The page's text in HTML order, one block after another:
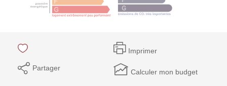
Imprimer
Partager Calculer mon budget